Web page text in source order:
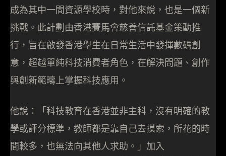
成為其中一間資源學校時，對他來說，也是一個新
挑戰。此計劃由香港賽馬會慈善信託基金策動推
行，旨在啟發香港學生在日常生活中發揮數碼創
意，超越單純科技消費者角色，在解決問題、創作
與創新範疇上掌握科技應用。
他說：「科技教育在香港並非主科，沒有明確的教
學或評分標準，教師都是靠自己去摸索，所花的時
間較多，也無法向其他人求助。」加入